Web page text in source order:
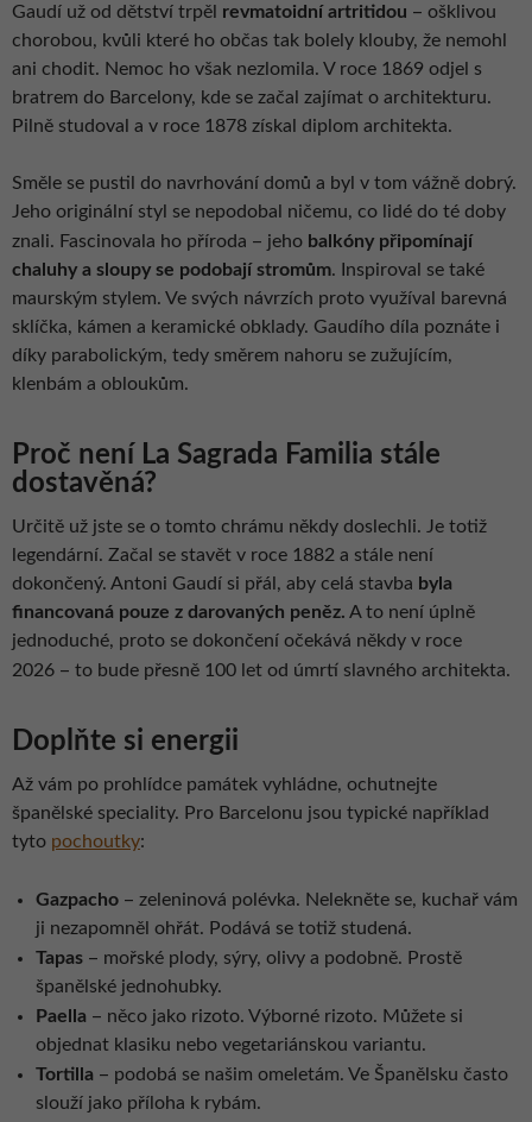
Gaudí už od dětství trpěl revmatoidníartritidou – ošklivou
chorobou, kvůli které ho občas tak bolely klouby, že nemohl
ani chodit. Nemoc ho však nezlomila. V roce 1869 odjel s
bratrem do Barcelony, kde se začal zajímat o architekturu.
Pilně studoval a v roce 1878 získal diplom architekta.
Směle se pustil do navrhování domů a byl v tom vážně dobrý.
Jeho originální styl se nepodobal ničemu, co lidé do té doby
znali. Fascinovala ho příroda – jeho balkóny připomínají
chaluhy a sloupy se podobají stromům. Inspiroval se také
maurským stylem. Ve svých návrzích proto využíval barevná
sklíčka, kámen a keramické obklady. Gaudího díla poznáte i
díky parabolickým, tedy směrem nahoru se zužujícím,
klenbám a obloukům.
Proč není La Sagrada Familia stále
dostavěná?
Určitě už jste se o tomto chrámu někdy doslechli. Je totiž
legendární. Začal se stavět v roce 1882 a stále není
dokončený. Antoni Gaudí si přál, aby celá stavba byla
financovaná pouze z darovaných peněz. A to není úplně
jednoduché, proto se dokončení očekává někdy v roce
2026 – to bude přesně 100 let od úmrtí slavného architekta.
Doplňte si energii
Až vám po prohlídce památek vyhládne, ochutnejte
španělské speciality. Pro Barcelonu jsou typické například
tyto pochoutky:
Gazpacho – zeleninová polévka. Nelekněte se, kuchař vám
ji nezapomněl ohřát. Podává se totiž studená.
Tapas – mořské plody, sýry, olivy a podobně. Prostě
španělské jednohubky.
Paella – něco jako rizoto. Výborné rizoto. Můžete si
objednat klasiku nebo vegetariánskou variantu.
Tortilla – podobá se našim omeletám. Ve Španělsku často
slouží jako příloha k rybám.